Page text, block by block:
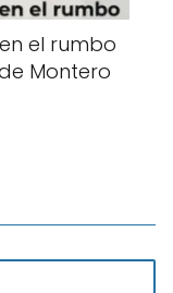
el rumbo
Montero